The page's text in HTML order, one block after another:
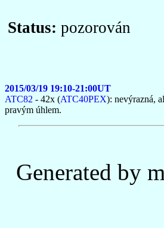
Status: pozorován
2015/03/19 19:10-21:00UT
ATC82 - 42x (ATC40PEX): nevýrazná,
pravým úhlem.
Generated by